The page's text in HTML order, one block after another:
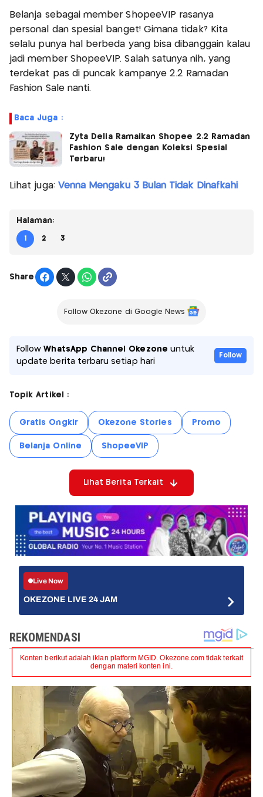
Belanja sebagai member ShopeeVIP rasanya
personal dan spesial banget! Gimana tidak? Kita
selalu punya hal berbeda yang bisa dibanggain kalau
jadi member ShopeeVIP. Salah satunya nih, yang
terdekat pas di puncak kampanye 2.2 Ramadan
Fashion Sale nanti.
Baca Juga :
Zyta Delia Ramaikan Shopee 2.2 Ramadan
Fashion Sale dengan Koleksi Spesial
Terbaru!
Lihat juga: Venna Mengaku 3 Bulan Tidak Dinafkahi
Halaman:
1 2 3
Share
Follow Okezone di Google News
FollowWhatsApp Channel Okezone untuk
update berita terbaru setiap hari
Follow
Topik Artikel :
Gratis Ongkir Okezone Stories Promo
Belanja Online ShopeeVIP
Lihat Berita Terkait
Live Now
OKEZONE LIVE 24 JAM